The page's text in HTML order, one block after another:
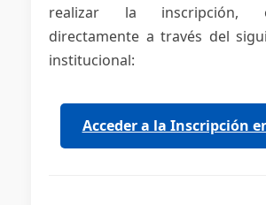
realizar la inscripción,
directamente a través del
institucional:
Acceder a la Inscripción